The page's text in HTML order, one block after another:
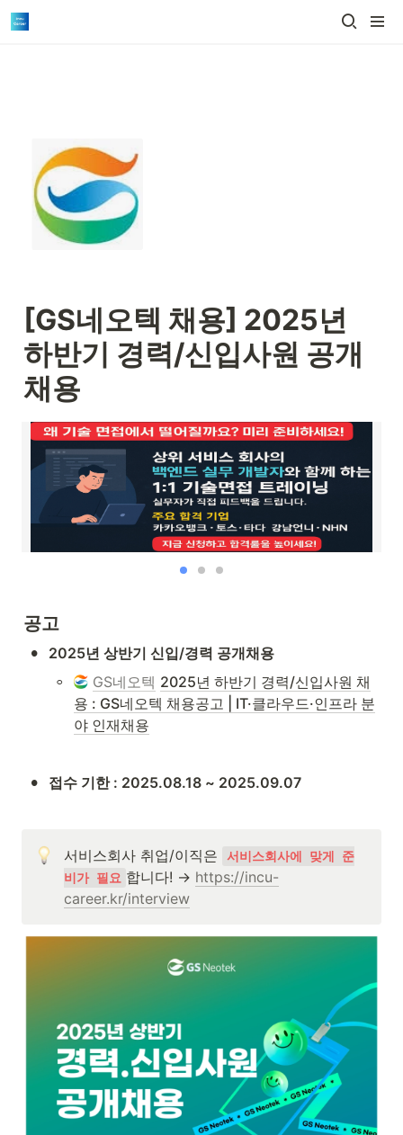
[GS네오텍 채용] 2025년
하반기 경력/신입사원 공개
채용
공고
• 2025년 상반기 신입/경력 공개채용
◦ GS네오텍 2025년 하반기 경력/신입사원 채
용 : GS네오텍 채용공고 | IT·클라우드·인프라 분
야 인재채용
• 접수 기한 : 2025.08.18 ~ 2025.09.07
서비스회사 취업/이직은
서비스회사에 맞게 준
비가 필요 합니다! → https://incu-
career.kr/interview